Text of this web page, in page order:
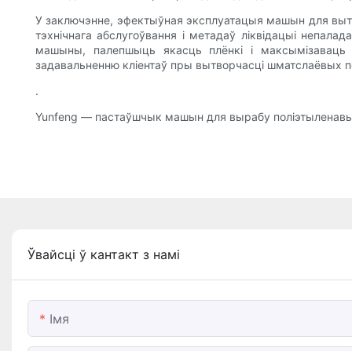
У заключэнне, эфектыўная эксплуатацыя машын для
тэхнічнага абслугоўвання і метадаў ліквідацыі
машыны, палепшыць якасць плёнкі і максымізаваць
задавальненню кліентаў пры вытворчасці шматслаёвых
.
Yunfeng — пастаўшчык машын для вырабу
Ўвайсці ў кантакт з намі
Імя